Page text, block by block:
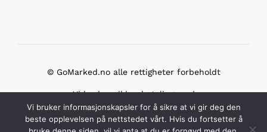
© GoMarked.no alle rettigheter forbeholdt
Vi bruker sikker betaling med
Vi bruker informasjonskapsler for å sikre at vi gir deg den
beste opplevelsen på nettstedet vårt. Hvis du fortsetter å